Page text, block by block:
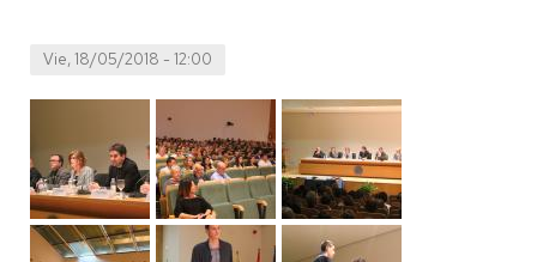
Vie, 18/05/2018 - 12:00